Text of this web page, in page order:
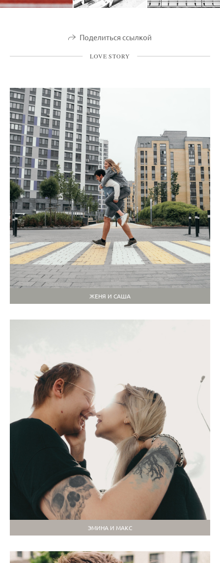
Поделиться ссылкой
LOVE STORY
ЖЕНЯ И САША
ЭМИНА И МАКС